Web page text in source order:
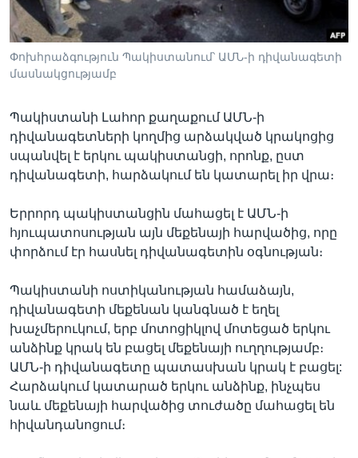
Լեզուներ
Փոխհրաձգություն Պակիստանում՝ ԱՄՆ-ի դիվանագետի
մասնակցությամբ
Պակիստանի Լահոր քաղաքում ԱՄՆ-ի
դիվանագետների կողմից արձակված կրակոցից
սպանվել է երկու պակիստանցի, որոնք, ըստ
դիվանագետի, հարձակում են կատարել իր վրա։
Երրորդ պակիստանցին մահացել է ԱՄՆ-ի
հյուպատոսության այն մեքենայի հարվածից, որը
փորձում էր հասնել դիվանագետին օգնության։
Պակիստանի ոստիկանության համաձայն,
դիվանագետի մեքենան կանգնած է եղել
խաչմերուկում, երբ մոտոցիկլով մոտեցած երկու
անձինք կրակ են բացել մեքենայի ուղղությամբ։
ԱՄՆ-ի դիվանագետը պատասխան կրակ է բացել:
Հարձակում կատարած երկու անձինք, ինչպես
նաև մեքենայի հարվածից տուժածը մահացել են
հիվանդանոցում։